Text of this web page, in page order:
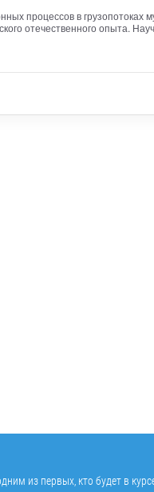
процессов в
отечественного опыта.
из первых, кто будет в